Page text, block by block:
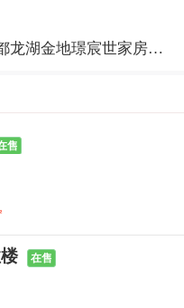
龙湖金地璟宸世家,成都龙湖金地璟宸世家房价,楼盘怎么样
房价,楼盘怎么样
享城房价,楼盘怎么样
售
在售